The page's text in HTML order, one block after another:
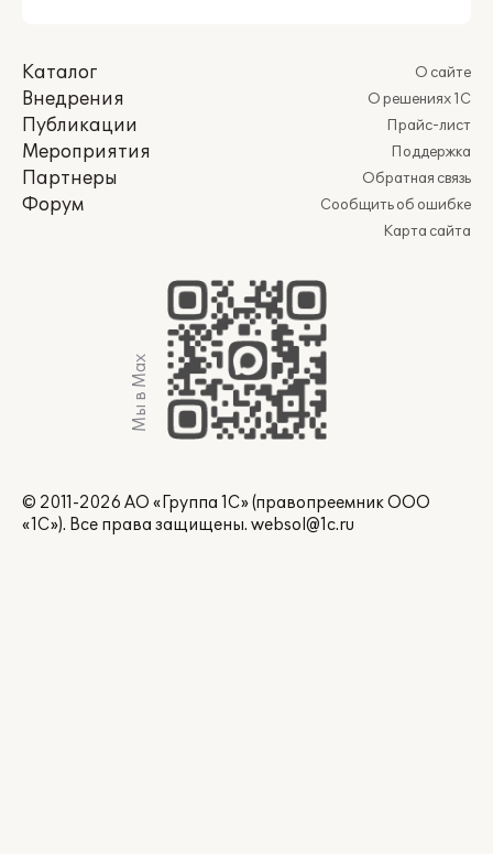
Каталог
Внедрения
Публикации
Мероприятия
Партнеры
Форум
О сайте
О решениях 1С
Прайс-лист
Поддержка
Обратная связь
Сообщить об ошибке
Карта сайта
Мы в Max
© 2011-2026 АО «Группа 1С» (правопреемник ООО
«1С»). Все права защищены. websol@1c.ru